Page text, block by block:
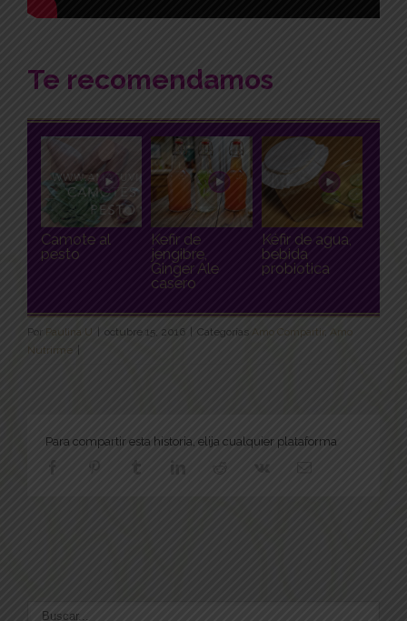
Te recomendamos
Camote al
pesto
Kefir de
jengibre,
Ginger Ale
casero
Kéfir de agua,
bebida
probiotica
Por Paulina U octubre 15, 2016 Categorías Amo Compartir, Amo
Nutrirme
Para compartir esta historia, elija cualquier plataforma